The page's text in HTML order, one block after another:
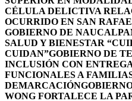
CÉLULA DELICTIVA
OCURRIDO EN SAN
GOBIERNO DE
SALUD Y BIENESTAR
CUIDAN”GOBIERNO DE
INCLUSIÓN CON
FUNCIONALES A
DEMARCACIÓN
WONG FORTALECE LA